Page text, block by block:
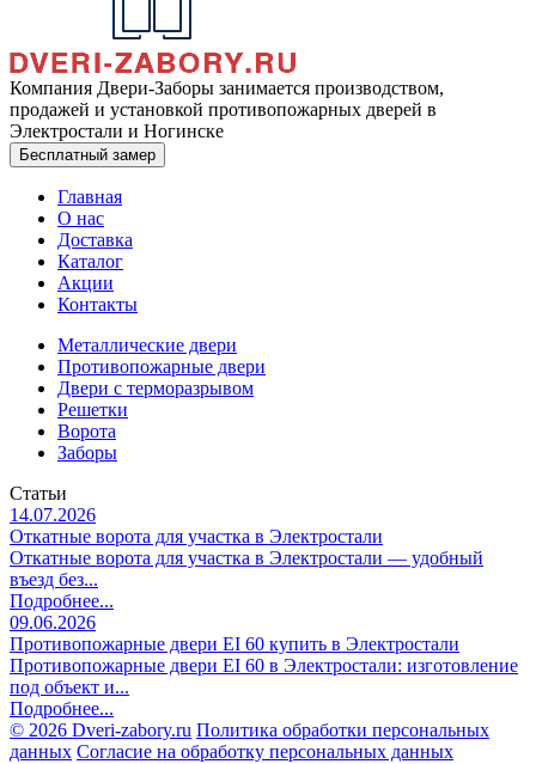
Компания Двери-Заборы занимается производством,
продажей и установкой противопожарных дверей в
Электростали и Ногинске
Бесплатный замер
Главная
О нас
Доставка
Каталог
Акции
Контакты
Металлические двери
Противопожарные двери
Двери с терморазрывом
Решетки
Ворота
Заборы
Статьи
14.07.2026
Откатные ворота для участка в Электростали
Откатные ворота для участка в Электростали — удобный
въезд без...
Подробнее...
09.06.2026
Противопожарные двери EI 60 купить в Электростали
Противопожарные двери EI 60 в Электростали: изготовление
под объект и...
Подробнее...
© 2026 Dveri-zabory.ru Политика обработки персональных
данных Согласие на обработку персональных данных